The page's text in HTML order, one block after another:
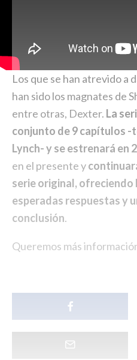
Los que se han atrevido a
han sido los magnates de
entre otras, Dexter. La
conjunto de 9 capítulos
Lynch- y se estrenará en
en el presente y
serie original, ofreciendo
esperadas respuestas y
conclusión.
Queremos más